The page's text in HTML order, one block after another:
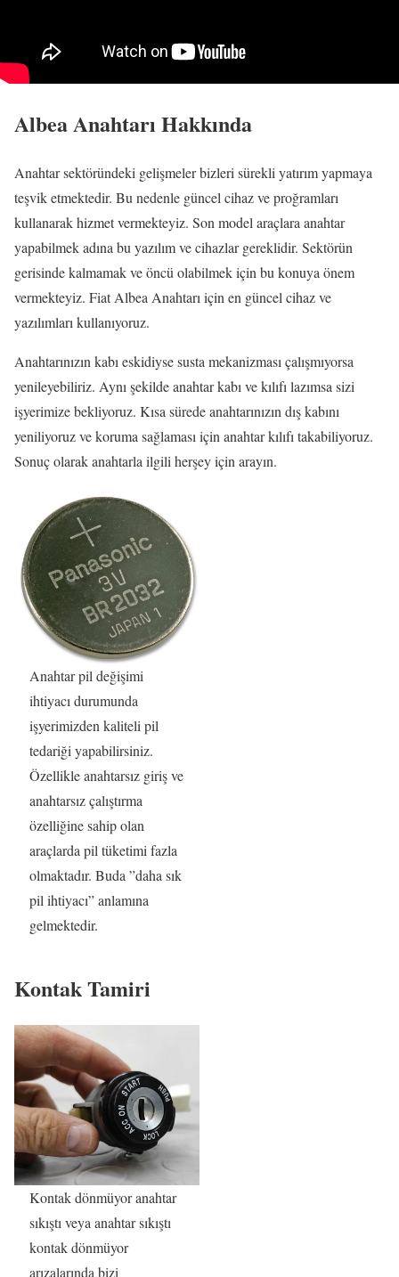
Albea Anahtarı Hakkında
Anahtar sektöründeki gelişmeler bizleri sürekli yatırım yapmaya
teşvik etmektedir. Bu nedenle güncel cihaz ve proğramları
kullanarak hizmet vermekteyiz. Son model araçlara anahtar
yapabilmek adına bu yazılım ve cihazlar gereklidir. Sektörün
gerisinde kalmamak ve öncü olabilmek için bu konuya önem
vermekteyiz. Fiat Albea Anahtarı için en güncel cihaz ve
yazılımları kullanıyoruz.
Anahtarınızın kabı eskidiyse susta mekanizması çalışmıyorsa
yenileyebiliriz. Aynı şekilde anahtar kabı ve kılıfı lazımsa sizi
işyerimize bekliyoruz. Kısa sürede anahtarınızın dış kabını
yeniliyoruz ve koruma sağlaması için anahtar kılıfı takabiliyoruz.
Sonuç olarak anahtarla ilgili herşey için arayın.
Anahtar pil değişimi
ihtiyacı durumunda
işyerimizden kaliteli pil
tedariği yapabilirsiniz.
Özellikle anahtarsız giriş ve
anahtarsız çalıştırma
özelliğine sahip olan
araçlarda pil tüketimi fazla
olmaktadır. Buda ”daha sık
pil ihtiyacı” anlamına
gelmektedir.
Kontak Tamiri
Kontak dönmüyor anahtar
sıkıştı veya anahtar sıkıştı
kontak dönmüyor
arızalarında bizi